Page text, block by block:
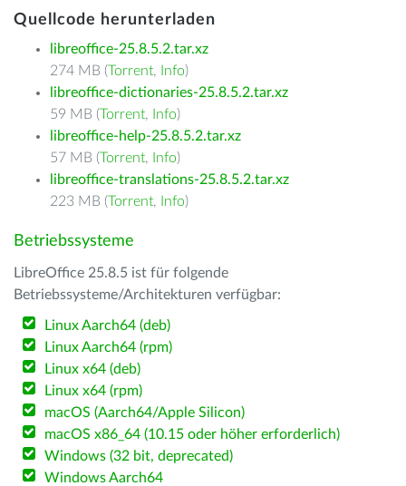
Quellcode herunterladen
libreoffice-25.8.5.2.tar.xz
274 MB (Torrent, Info)
libreoffice-dictionaries-25.8.5.2.tar.xz
59 MB (Torrent, Info)
libreoffice-help-25.8.5.2.tar.xz
57 MB (Torrent, Info)
libreoffice-translations-25.8.5.2.tar.xz
223 MB (Torrent, Info)
Betriebssysteme
LibreOffice 25.8.5 ist für folgende
Betriebssysteme/Architekturen verfügbar:
Linux Aarch64 (deb)
Linux Aarch64 (rpm)
Linux x64 (deb)
Linux x64 (rpm)
macOS (Aarch64/Apple Silicon)
macOS x86_64 (10.15 oder höher erforderlich)
Windows (32 bit, deprecated)
Windows Aarch64